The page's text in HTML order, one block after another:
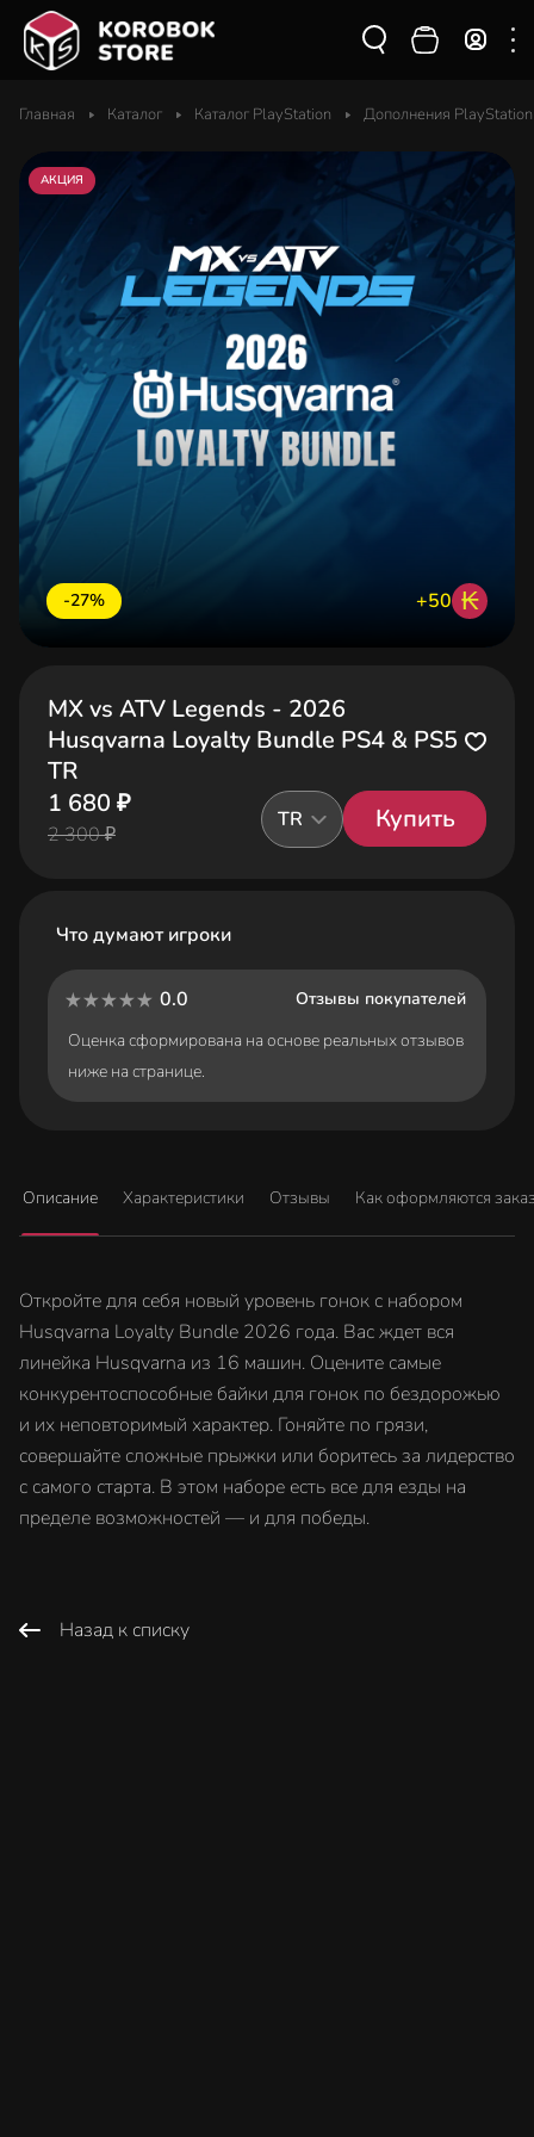
Главная Каталог Каталог PlayStation Дополнения PlayStation
-27% +50 ₭
АКЦИЯ
MX vs ATV Legends - 2026
Husqvarna Loyalty Bundle PS4 & PS5
TR
1 680 ₽
2 300 ₽
TR Купить
Что думают игроки
0.0
Отзывы покупателей
Оценка сформирована на основе реальных отзывов
ниже на странице.
Описание Характеристики Отзывы Как оформляются
Откройте для себя новый уровень гонок с набором
Husqvarna Loyalty Bundle 2026 года. Вас ждет вся
линейка Husqvarna из 16 машин. Оцените самые
конкурентоспособные байки для гонок по бездорожью
и их неповторимый характер. Гоняйте по грязи,
совершайте сложные прыжки или боритесь за лидерство
с самого старта. В этом наборе есть все для езды на
пределе возможностей — и для победы.
Назад к списку